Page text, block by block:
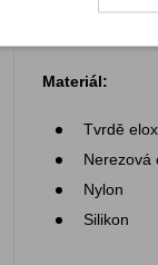
Materiál:
Tvrdě
Nerezová
Nylon
Silikon